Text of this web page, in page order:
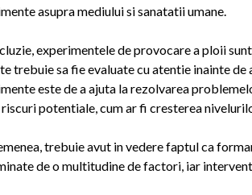
asupra mediului si sanatatii umane.
experimentele de provocare a ploii
trebuie sa fie evaluate cu atentie inainte
este de a ajuta la rezolvarea
potentiale, cum ar fi cresterea
trebuie avut in vedere faptul ca
de o multitudine de factori, iar